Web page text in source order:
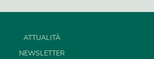
ATTUALITÀ
NEWSLETTER